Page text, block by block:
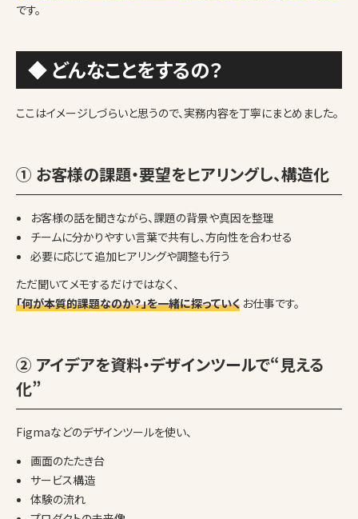
です。
◆ どんなことをするの？
ここはイメージしづらいと思うので、実務内容を丁寧にまとめました。
① お客様の課題・要望をヒアリングし、構造化
お客様の話を聞きながら、課題の背景や真因を整理
チームに分かりやすい言葉で共有し、方向性を合わせる
必要に応じて追加ヒアリングや調整も行う
ただ聞いてメモするだけではなく、
「何が本質的課題なのか？」を一緒に探っていく お仕事です。
② アイデアを資料・デザインツールで“見える
化”
Figmaなどのデザインツールを使い、
画面のたたき台
サービス構造
体験の流れ